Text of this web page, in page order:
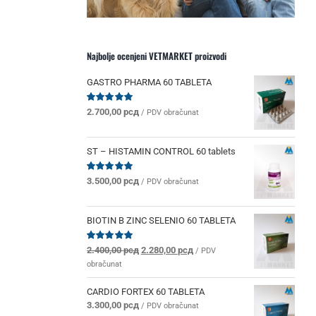
Najbolje ocenjeni VETMARKET proizvodi
GASTRO PHARMA 60 TABLETA
Ocenjeno
od 5
2.700,00 рсд / PDV obračunat
ST – HISTAMIN CONTROL 60 tablets
Ocenjeno
od 5
3.500,00 рсд / PDV obračunat
BIOTIN B ZINC SELENIO 60 TABLETA
Ocenjeno
sa
5.00 od 5
2.400,00рсд Originalna
je
bila:
2.400,00 рсд.
2.280,00 рсдTrenutna
je:
2.280,00 рсд.
/ PDV
obračunat
CARDIO FORTEX 60 TABLETA
3.300,00 рсд / PDV obračunat